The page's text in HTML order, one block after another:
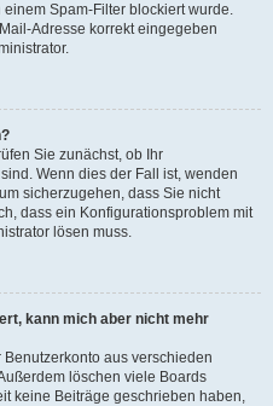
Spam-Filter blockiert wurde.
Adresse korrekt eingegeben
Sie zunächst, ob Ihr
Wenn dies der Fall ist, wenden
sicherzugehen, dass Sie nicht
dass ein Konfigurationsproblem mit
lösen muss.
kann mich aber nicht mehr
aus verschieden
löschen viele Boards
keine Beiträge geschrieben haben,